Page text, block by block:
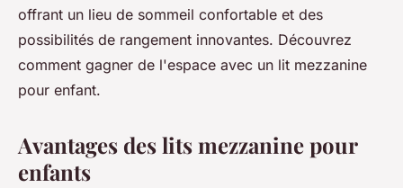
offrant un lieu de sommeil confortable et des
possibilités de rangement innovantes. Découvrez
comment gagner de l'espace avec un lit mezzanine
pour enfant.
Avantages des lits mezzanine pour
enfants